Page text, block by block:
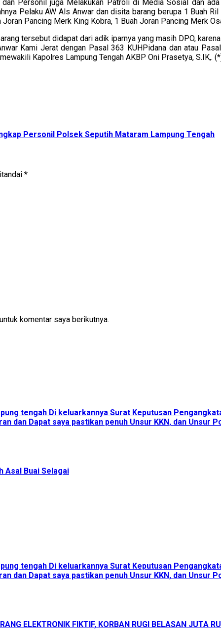
Personil juga Melakukan Patroli di Media Sosial dan
Pelaku AW Als Anwar dan disita barang berupa 1 Buah
Pancing Merk King Kobra, 1 Buah Joran Pancing Merk
tersebut didapat dari adik iparnya yang masih DPO,
Kami Jerat dengan Pasal 363 KUHPidana dan atau
Kapolres Lampung Tengah AKBP Oni Prasetya, S.IK,.
Personil Polsek Seputih Mataram Lampung Tengah
*
komentar saya berikutnya.
tengah Di keluarkannya Surat Keputusan
dan Dapat saya pastikan penuh Unsur KKN, dan Unsur
Asal Buai Selagai
tengah Di keluarkannya Surat Keputusan
dan Dapat saya pastikan penuh Unsur KKN, dan Unsur
ELEKTRONIK FIKTIF, KORBAN RUGI BELASAN JUTA